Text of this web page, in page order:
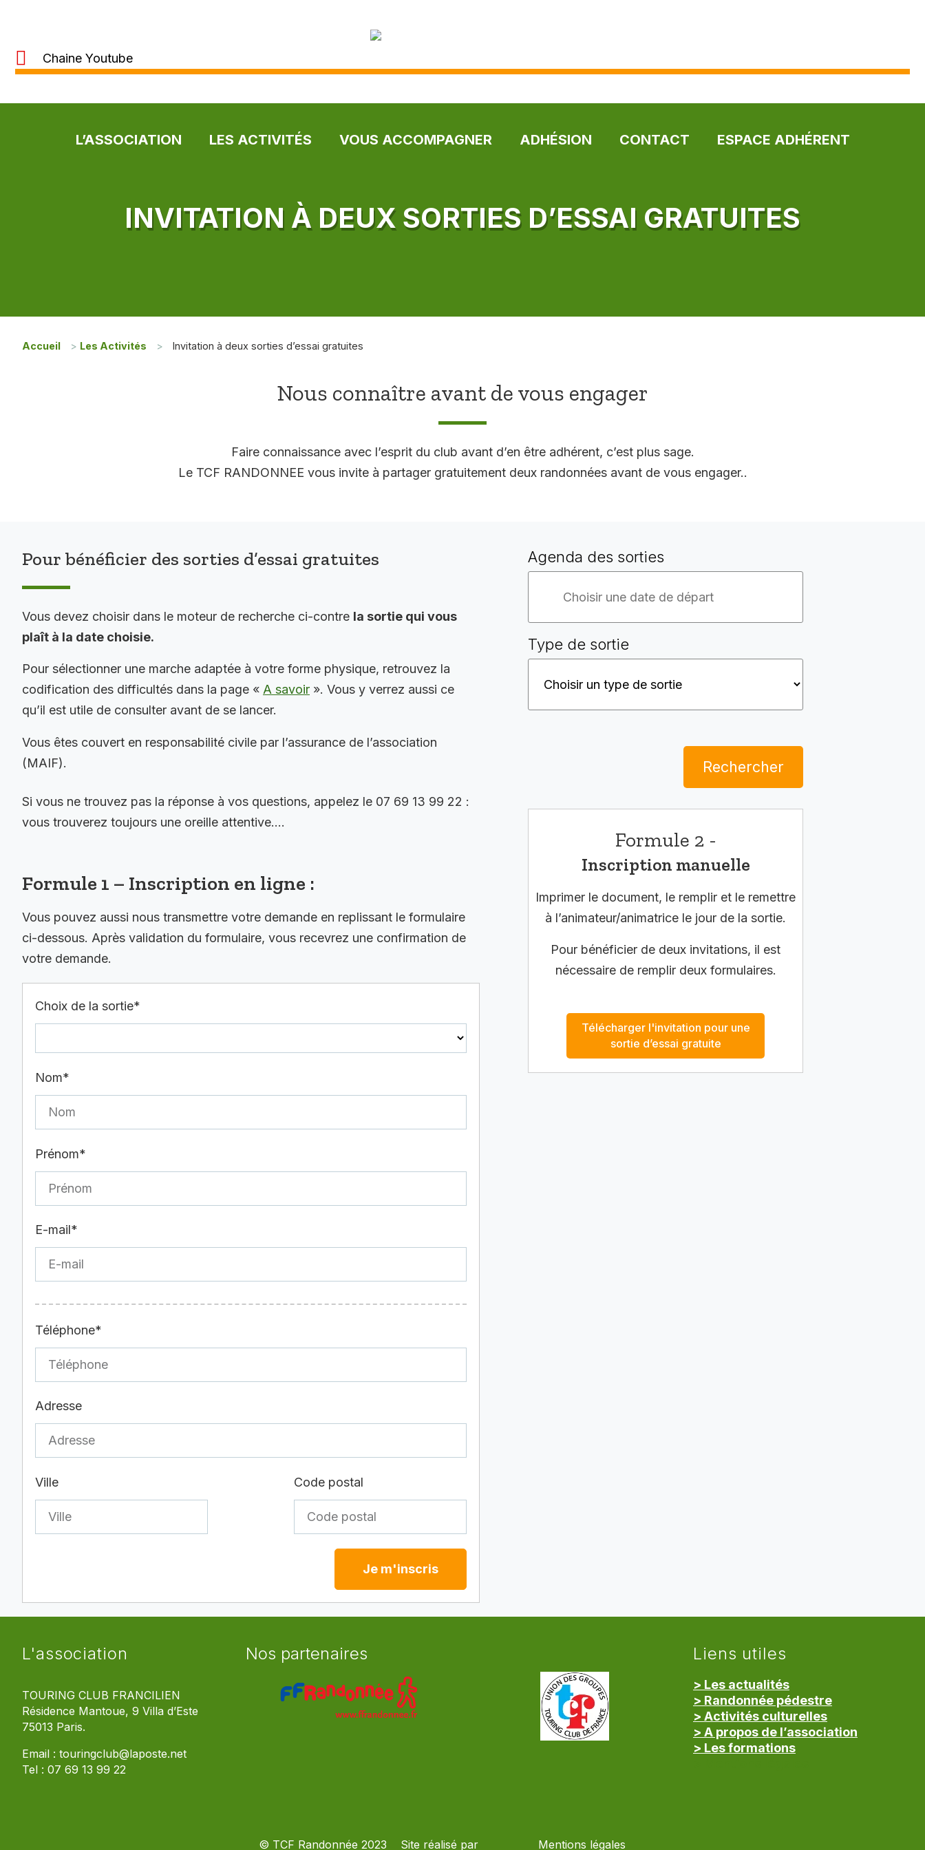
Chaine Youtube
L’ASSOCIATION LES ACTIVITÉS VOUS ACCOMPAGNER ADHÉSION CONTACT ESPACE ADHÉRENT
INVITATION À DEUX SORTIES D’ESSAI GRATUITES
Accueil > Les Activités > Invitation à deux sorties d’essai gratuites
Nous connaître avant de vous engager
Faire connaissance avec l’esprit du club avant d’en être adhérent, c’est plus sage.
Le TCF RANDONNEE vous invite à partager gratuitement deux randonnées avant de vous engager..
Pour bénéficier des sorties d’essai gratuites
Vous devez choisir dans le moteur de recherche ci-contre la sortie qui vous
plaît à la date choisie.
Pour sélectionner une marche adaptée à votre forme physique, retrouvez la
codification des difficultés dans la page « A savoir ». Vous y verrez aussi ce
qu’il est utile de consulter avant de se lancer.
Vous êtes couvert en responsabilité civile par l’assurance de l’association
(MAIF).
Si vous ne trouvez pas la réponse à vos questions, appelez le 07 69 13 99 22 :
vous trouverez toujours une oreille attentive….
Formule 1 – Inscription en ligne :
Vous pouvez aussi nous transmettre votre demande en replissant le formulaire
ci-dessous. Après validation du formulaire, vous recevrez une confirmation de
votre demande.
Choix de la sortie*
Nom*
Prénom*
E-mail*
Téléphone*
Adresse
Ville Code postal
Je m'inscris
Agenda des sorties
Type de sortie
Rechercher
Formule 2 -
Inscription manuelle
Imprimer le document, le remplir et le remettre
à l’animateur/animatrice le jour de la sortie.
Pour bénéficier de deux invitations, il est
nécessaire de remplir deux formulaires.
Télécharger l'invitation pour une
sortie d’essai gratuite
L'association
TOURING CLUB FRANCILIEN
Résidence Mantoue, 9 Villa d’Este
75013 Paris.
Email : touringclub@laposte.net
Tel : 07 69 13 99 22
Nos partenaires Liens utiles
> Les actualités
> Randonnée pédestre
> Activités culturelles
> A propos de l’association
> Les formations
© TCF Randonnée 2023 Site réalisé par Mentions légales